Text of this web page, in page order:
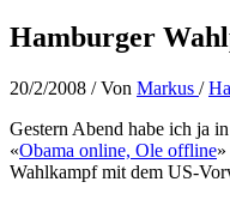
Hamburger
20/2/2008 / Von Markus /
Gestern Abend habe ich ja in
«Obama online, Ole offline
Wahlkampf mit dem US-